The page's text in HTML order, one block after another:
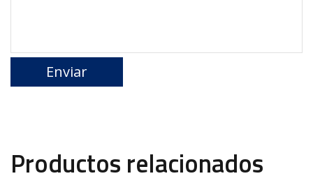
Productos relacionados